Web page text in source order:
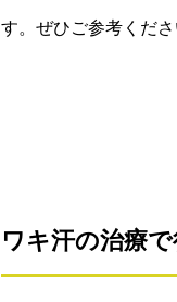
す。ぜひご参考くださ
ワキ汗の治療